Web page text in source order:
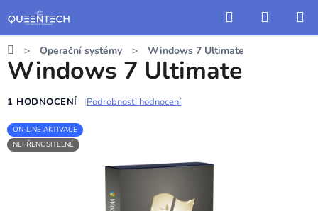
na
obsah
Hledat
KOŠÍK
DomůOperační systémy Windows 7 Ultimate
Windows 7 Ultimate
hodnocení
produktu
1 HODNOCENÍ Podrobnosti hodnocení
ON-LINE AKTIVACE
NEPŘENOSITELNÉ